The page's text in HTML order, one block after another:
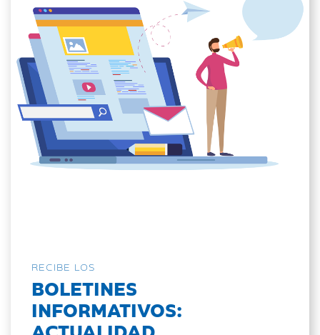
RECIBE LOS
BOLETINES
INFORMATIVOS: